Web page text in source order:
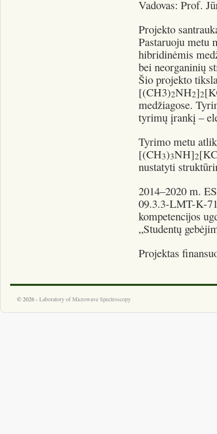
Vadovas: Prof.
Projekto
Pastaruoju metu
hibridinėmis
bei neorganinių
Šio projekto
[(CH3)2NH2]2
medžiagose.
tyrimų įrankį –
Tyrimo metu
[(CH3)3NH]2
nustatyti
2014–2020 m.
09.3.3-LMT-K-
kompetencijos
„Studentų
Projektas
© 2026 -Laboratory of Microwave Spectroscopy